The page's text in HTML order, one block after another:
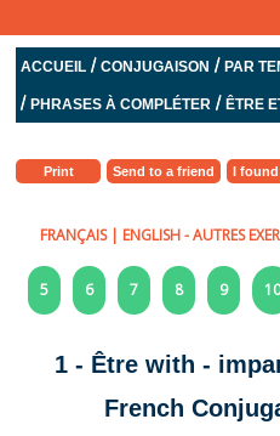
ACCUEIL /CONJUGAISON /PAR
/PHRASES À COMPLÉTER /ÊTRE
Print Send to a friend I found
FRANÇAIS| ENGLISH- AUTRES
5 6 7 8 9
1 - Être with -
French